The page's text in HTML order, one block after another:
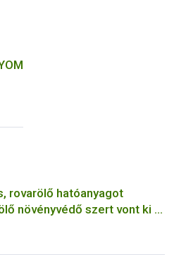
rovarölő hatóanyagot
növényvédő szert vont ki a